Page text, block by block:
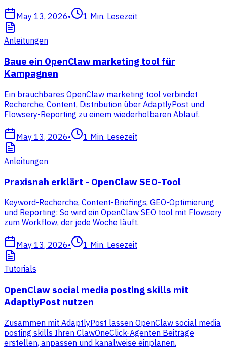
May 13, 2026• 1 Min. Lesezeit
Anleitungen
Baue ein OpenClaw marketing tool für
Kampagnen
Ein brauchbares OpenClaw marketing tool verbindet
Recherche, Content, Distribution über AdaptlyPost und
Flowsery-Reporting zu einem wiederholbaren Ablauf.
May 13, 2026• 1 Min. Lesezeit
Anleitungen
Praxisnah erklärt - OpenClaw SEO-Tool
Keyword-Recherche, Content-Briefings, GEO-Optimierung
und Reporting: So wird ein OpenClaw SEO tool mit Flowsery
zum Workflow, der jede Woche läuft.
May 13, 2026• 1 Min. Lesezeit
Tutorials
OpenClaw social media posting skills mit
AdaptlyPost nutzen
Zusammen mit AdaptlyPost lassen OpenClaw social media
posting skills Ihren ClawOneClick-Agenten Beiträge
erstellen, anpassen und kanalweise einplanen.